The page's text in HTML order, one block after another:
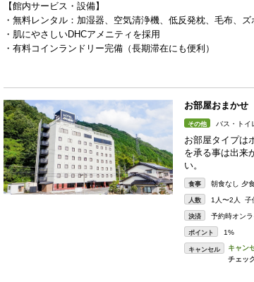
【館内サービス・設備】
・無料レンタル：加湿器、空気清浄機、低反発枕、毛布、
・肌にやさしいDHCアメニティを採用
・有料コインランドリー完備（長期滞在にも便利）
お部屋おまかせ
その他 バス・トイ
お部屋タイプは
を承る事は出来
い。
食事 朝食なし 夕
人数 1人〜2人 子
決済 予約時オン
ポイント 1%
キャンセル